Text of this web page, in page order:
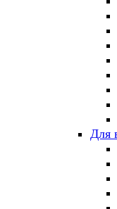
Для